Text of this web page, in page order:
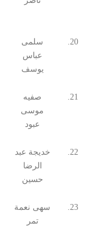
20.
سلمى
عباس
يوسف
21.
صفيه
موسى
عبود
22.
خديجة عبد
الرضا
حسين
23.
سهى نعمة
تمر